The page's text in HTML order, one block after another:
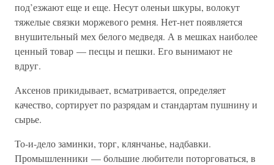
под’езжают еще и еще. Несут оленьи шкуры, волокут
тяжелые связки моржевого ремня. Нет-нет появляется
внушительный мех белого медведя. А в мешках наиболее
ценный товар — песцы и пешки. Его вынимают не
вдруг.
Аксенов прикидывает, всматривается, определяет
качество, сортирует по разрядам и стандартам пушнину и
сырье.
То-и-дело заминки, торг, клянчанье, надбавки.
Промышленники — большие любители поторговаться, в